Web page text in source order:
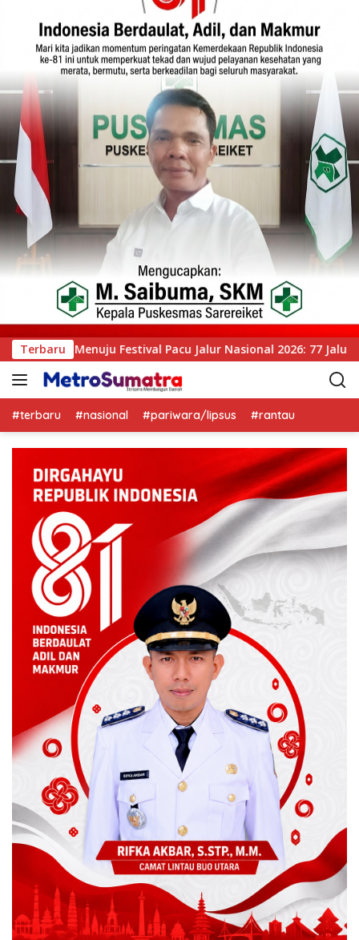
Terbaru
77 Jalur Siap Berlaga, Tepian Narosa Bersiap Guncang
#terbaru #nasional #pariwara/lipsus #rantau